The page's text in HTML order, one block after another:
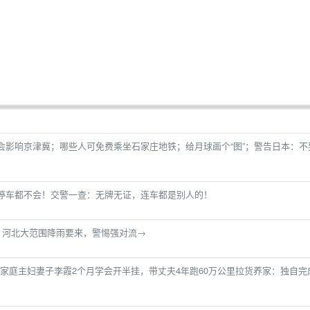
影响京津冀；哪些人可免费乘坐石家庄地铁；给月球画个“图”；警告日本：
车都不会！交警一查：无牌无证，连车都是别人的！
北大范围降雨要来，警惕强对流→
庭主妇妻子李霞2个月学会开半挂，带丈夫4年跑60万公里拉货养家：独自完